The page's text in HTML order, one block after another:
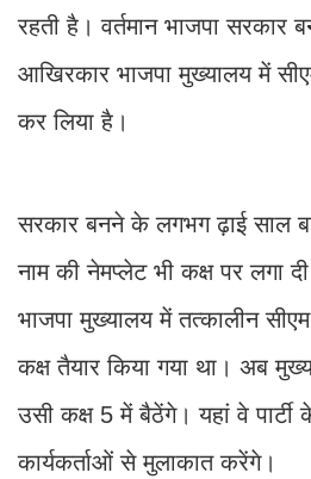
रहती है। वर्तमान भाजपा सरकार
आखिरकार भाजपा मुख्यालय में
कर लिया है।
सरकार बनने के लगभग ढ़ाई साल
नाम की नेमप्लेट भी कक्ष पर लगा
भाजपा मुख्यालय में तत्कालीन
कक्ष तैयार किया गया था। अब
उसी कक्ष 5 में बैठेंगे। यहां वे
कार्यकर्ताओं से मुलाकात करेंगे।